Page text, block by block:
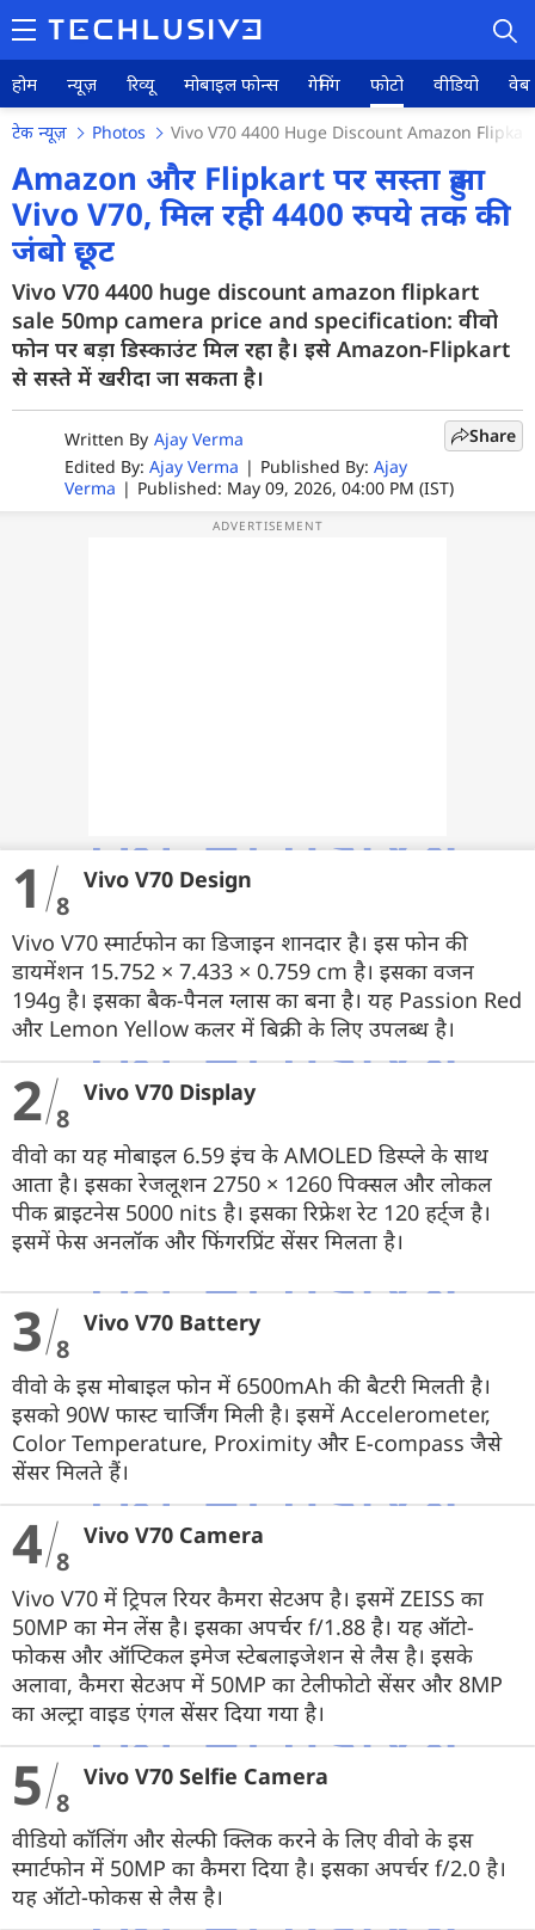
होम न्यूज़ रिव्यू मोबाइल फोन्स गेमिंग फोटो वीडियो वेब
होम
न्यूज़
रिव्यू
मोबाइल फोन्स
टेक न्यूज़ Photos Vivo V70 4400 Huge Discount Amazon
Amazon और Flipkart पर सस्ता हुआ
Vivo V70, मिल रही 4400 रुपये तक की
जंबो छूट
Vivo V70 4400 huge discount amazon flipkart
sale 50mp camera price and specification: वीवो
फोन पर बड़ा डिस्काउंट मिल रहा है। इसे Amazon-Flipkart
से सस्ते में खरीदा जा सकता है।
Written By Ajay Verma
Edited By: Ajay Verma | Published By: Ajay
Verma | Published: May 09, 2026, 04:00 PM (IST)
Share
1 8
Vivo V70 Design
Vivo V70 स्मार्टफोन का डिजाइन शानदार है। इस फोन की
डायमेंशन 15.752 × 7.433 × 0.759 cm है। इसका वजन
194g है। इसका बैक-पैनल ग्लास का बना है। यह Passion Red
और Lemon Yellow कलर में बिक्री के लिए उपलब्ध है।
2 8
Vivo V70 Display
वीवो का यह मोबाइल 6.59 इंच के AMOLED डिस्प्ले के साथ
आता है। इसका रेजलूशन 2750 × 1260 पिक्सल और लोकल
पीक ब्राइटनेस 5000 nits है। इसका रिफ्रेश रेट 120 हर्ट्ज है।
इसमें फेस अनलॉक और फिंगरप्रिंट सेंसर मिलता है।
3 8
Vivo V70 Battery
वीवो के इस मोबाइल फोन में 6500mAh की बैटरी मिलती है।
इसको 90W फास्ट चार्जिंग मिली है। इसमें Accelerometer,
Color Temperature, Proximity और E-compass जैसे
सेंसर मिलते हैं।
4 8
Vivo V70 Camera
Vivo V70 में ट्रिपल रियर कैमरा सेटअप है। इसमें ZEISS का
50MP का मेन लेंस है। इसका अपर्चर f/1.88 है। यह ऑटो-
फोकस और ऑप्टिकल इमेज स्टेबलाइजेशन से लैस है। इसके
अलावा, कैमरा सेटअप में 50MP का टेलीफोटो सेंसर और 8MP
का अल्ट्रा वाइड एंगल सेंसर दिया गया है।
5 8
Vivo V70 Selfie Camera
वीडियो कॉलिंग और सेल्फी क्लिक करने के लिए वीवो के इस
स्मार्टफोन में 50MP का कैमरा दिया है। इसका अपर्चर f/2.0 है।
यह ऑटो-फोकस से लैस है।